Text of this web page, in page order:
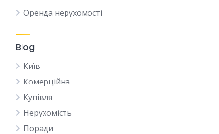
Оренда нерухомості
Blog
Київ
Комерційна
Купівля
Нерухомість
Поради